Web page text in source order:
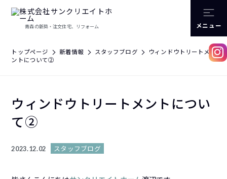
青森の新築・注文住宅、リフォーム メニュー
トップページ 新着情報 スタッフブログ
ウィンドウトリートメ
ントについて②
ウィンドウトリートメントについ
て②
2023.12.02 スタッフブログ